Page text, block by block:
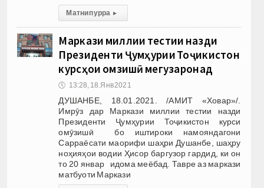
Матни пурра ▸
Маркази миллии тестии назди
Президенти Ҷумҳурии Тоҷикистон
курсҳои омӯзишӣ мегузаронад
🕔 13:28, 18.Янв 2021
ДУШАНБЕ, 18.01.2021. /АМИТ «Ховар»/.
Имрӯз дар Маркази миллии тестии назди
Президенти Ҷумҳурии Тоҷикистон курси
омӯзишӣ бо иштироки намояндагони
Сарраёсати маорифи шаҳри Душанбе, шаҳру
ноҳияҳои водии Ҳисор баргузор гардид, ки он
то 20 январ идома меёбад. Тавре аз маркази
матбуоти Маркази